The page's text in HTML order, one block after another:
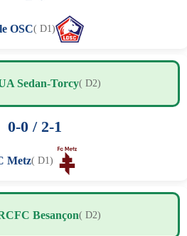
OSC( D1)
Sedan-Torcy( D2)
0-0 / 2-1
Metz( D1)
Besançon( D2)